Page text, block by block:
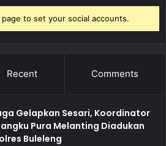
to set your social accounts.
Recent Comments
Gelapkan Sesari, Koordinator
Pura Melanting Diadukan
Buleleng